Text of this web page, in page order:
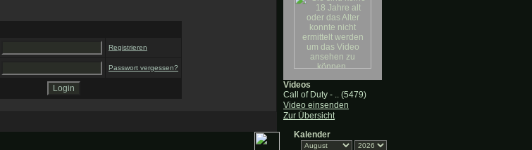
Registrieren
Passwort vergessen?
Videos
Call of Duty - .. (5479)
Video einsenden
Zur Übersicht
Kalender